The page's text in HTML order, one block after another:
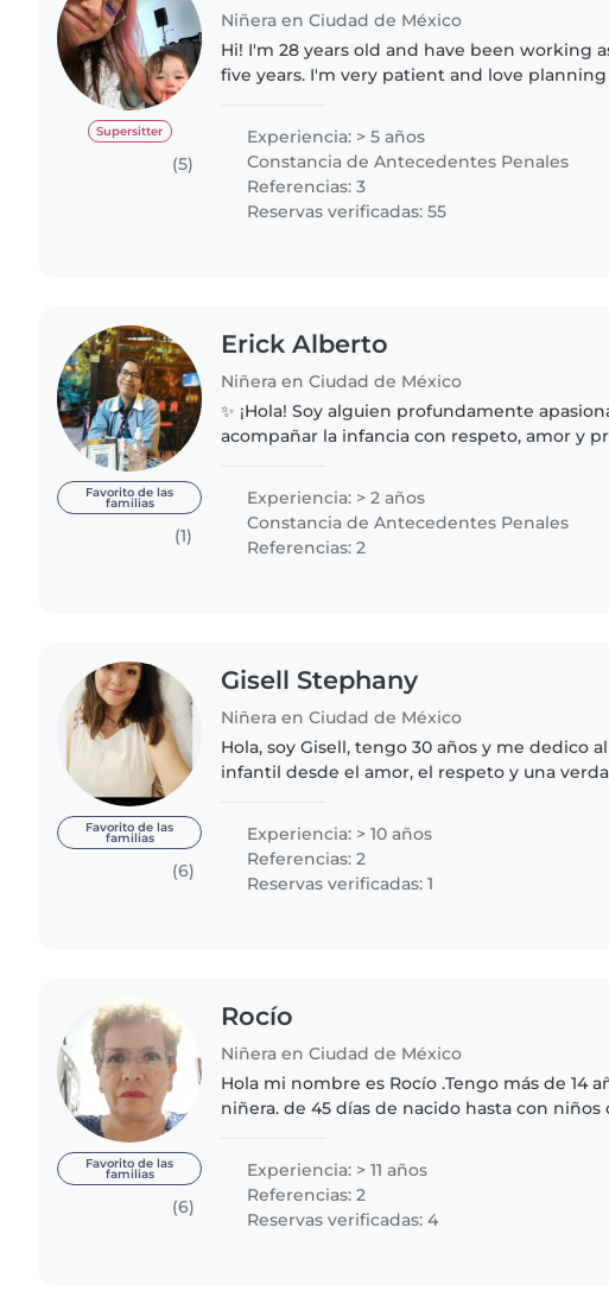
Supersitter
(5)
Niñera en Ciudad de México
Hi! I'm 28 years old and have been working
five years. I'm very patient and love
projects...
Experiencia: > 5 años
Constancia de Antecedentes Penales
Referencias: 3
Reservas verificadas: 55
Favorito de las
familias
(1)
Erick Alberto
Niñera en Ciudad de México
✨ ¡Hola! Soy alguien profundamente
acompañar la infancia con respeto, amor y
niños, creo espacios donde..
Experiencia: > 2 años
Constancia de Antecedentes Penales
Referencias: 2
Favorito de las
familias
(6)
Gisell Stephany
Niñera en Ciudad de México
Hola, soy Gisell, tengo 30 años y me dedico
infantil desde el amor, el respeto y una
acompañando a bebés desde..
Experiencia: > 10 años
Referencias: 2
Reservas verificadas: 1
Favorito de las
familias
(6)
Rocío
Niñera en Ciudad de México
Hola mi nombre es Rocío .Tengo más de 14
niñera. de 45 días de nacido hasta con niños
creatividad,memoria,destrezas..
Experiencia: > 11 años
Referencias: 2
Reservas verificadas: 4